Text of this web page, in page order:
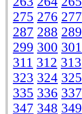
275 276 277
287 288 289
299 300 301
311 312 313
323 324 325
335 336 337
347 348 349